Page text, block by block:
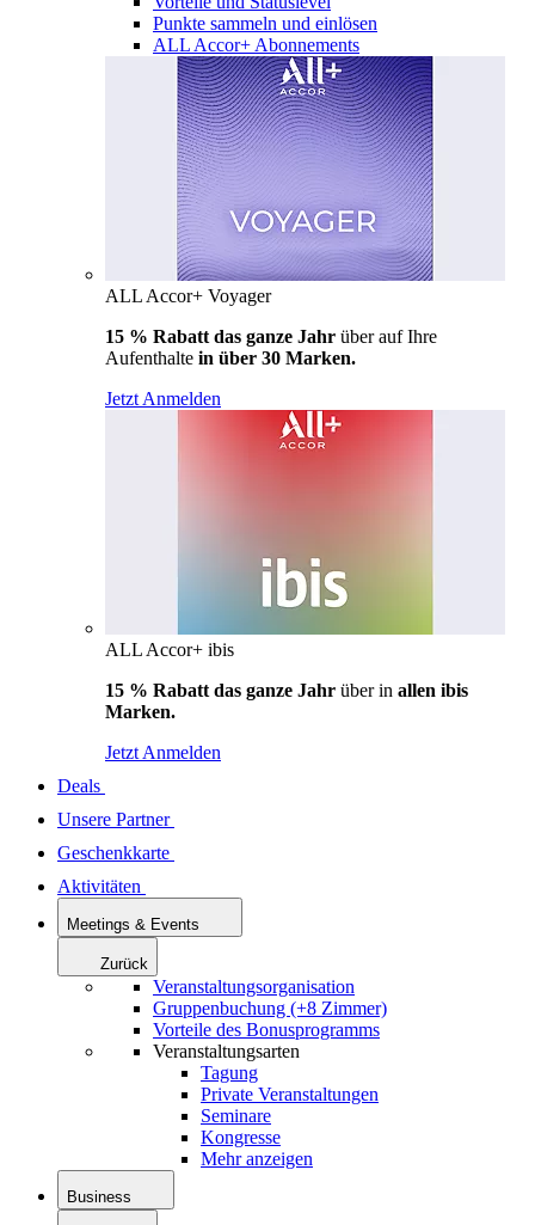
Punkte sammeln und einlösen
ALL Accor+ Abonnements
ALL Accor+ Voyager
15 % Rabatt das ganze Jahr über auf Ihre
Aufenthalte in über 30 Marken.
Jetzt Anmelden
ALL Accor+ ibis
15 % Rabatt das ganze Jahr über in allen ibis
Marken.
Jetzt Anmelden
Deals
Unsere Partner
Geschenkkarte
Aktivitäten
Meetings & Events
Zurück
Veranstaltungsorganisation
Gruppenbuchung (+8 Zimmer)
Vorteile des Bonusprogramms
Veranstaltungsarten
Tagung
Private Veranstaltungen
Seminare
Kongresse
Mehr anzeigen
Business